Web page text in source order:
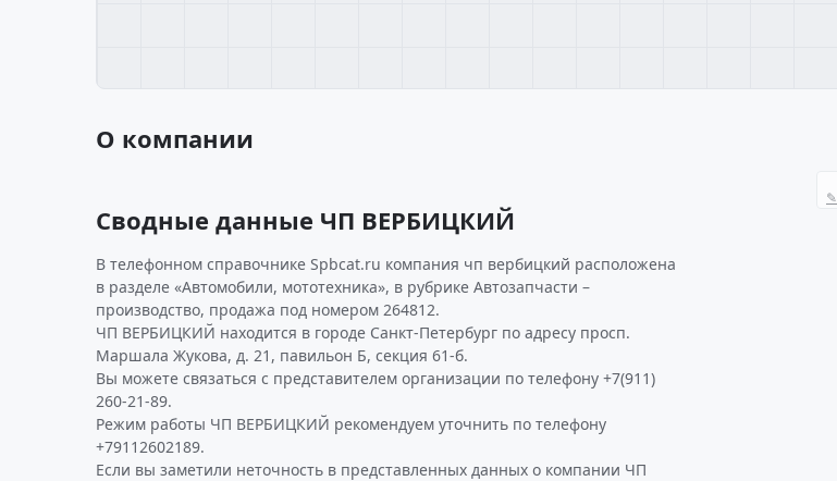
О компании
✎
Сводные данные ЧП ВЕРБИЦКИЙ
В телефонном справочнике Spbcat.ru компания чп вербицкий расположена
в разделе «Автомобили, мототехника», в рубрике Автозапчасти –
производство, продажа под номером 264812.
ЧП ВЕРБИЦКИЙ находится в городе Санкт-Петербург по адресу просп.
Маршала Жукова, д. 21, павильон Б, секция 61-б.
Вы можете связаться с представителем организации по телефону +7(911)
260-21-89.
Режим работы ЧП ВЕРБИЦКИЙ рекомендуем уточнить по телефону
+79112602189.
Если вы заметили неточность в представленных данных о компании ЧП